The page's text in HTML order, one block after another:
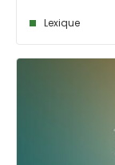
Lexique